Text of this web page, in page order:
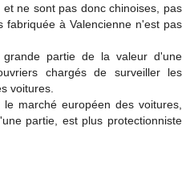
ne sont pas donc chinoises, pas
fabriquée à Valencienne n'est pas
partie de la valeur d'une
chargés de surveiller les
voitures.
marché européen des voitures,
partie, est plus protectionniste